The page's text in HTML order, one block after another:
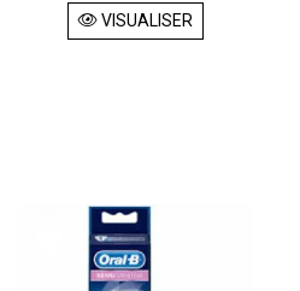
VISUALISER